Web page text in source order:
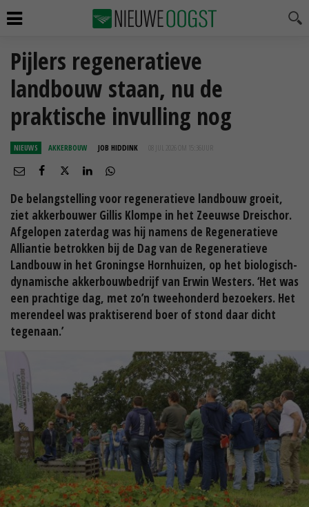
Pijlers regeneratieve
landbouw staan, nu de
praktische invulling nog
NIEUWS AKKERBOUW JOB HIDDINK 08 JUL 2026 OM 15:36
De belangstelling voor regeneratieve landbouw groeit,
ziet akkerbouwer Gillis Klompe in het Zeeuwse Dreischor.
Afgelopen zaterdag was hij namens de Regeneratieve
Alliantie betrokken bij de Dag van de Regeneratieve
Landbouw in het Groningse Hornhuizen, op het biologisch-
dynamische akkerbouwbedrijf van Erwin Westers. ‘Het was
een prachtige dag, met zo’n tweehonderd bezoekers. Het
merendeel was praktiserend boer of stond daar dicht
tegenaan.’